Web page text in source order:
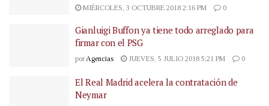
MIÉRCOLES, 3 OCTUBRE 2018 2:16 PM
0
Gianluigi Buffon ya tiene todo arreglado para
firmar con el PSG
porAgencias JUEVES, 5 JULIO 2018 5:21 PM 0
El Real Madrid acelera la contratación de
Neymar